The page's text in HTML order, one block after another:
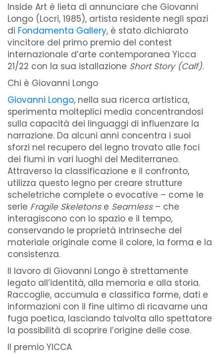
Inside Art è lieta di annunciare che Giovanni
Longo (Locri, 1985), artista residente negli spazi
di Fondamenta Gallery, è stato dichiarato
vincitore del primo premio del contest
internazionale d’arte contemporanea Yicca
21/22 con la sua istallazione Short Story (Calf).
Chi è Giovanni Longo
Giovanni Longo, nella sua ricerca artistica,
sperimenta molteplici media concentrandosi
sulla capacità dei linguaggi di influenzare la
narrazione. Da alcuni anni concentra i suoi
sforzi nel recupero del legno trovato alle foci
dei fiumi in vari luoghi del Mediterraneo.
Attraverso la classificazione e il confronto,
utilizza questo legno per creare strutture
scheletriche complete o evocative – come le
serie Fragile Skeletonse Seamless– che
interagiscono con lo spazio e il tempo,
conservando le proprietà intrinseche del
materiale originale come il colore, la forma e la
consistenza.
Il lavoro di Giovanni Longo è strettamente
legato all’identità, alla memoria e alla storia.
Raccoglie, accumula e classifica forme, dati e
informazioni con il fine ultimo di ricavarne una
fuga poetica, lasciando talvolta allo spettatore
la possibilità di scoprire l’origine delle cose.
Il premio YICCA